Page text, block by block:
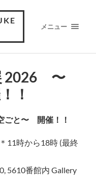
メニュー
2026 〜
！
ごと〜 開催！！
11時から18時 (最終
5610番館内 Gallery